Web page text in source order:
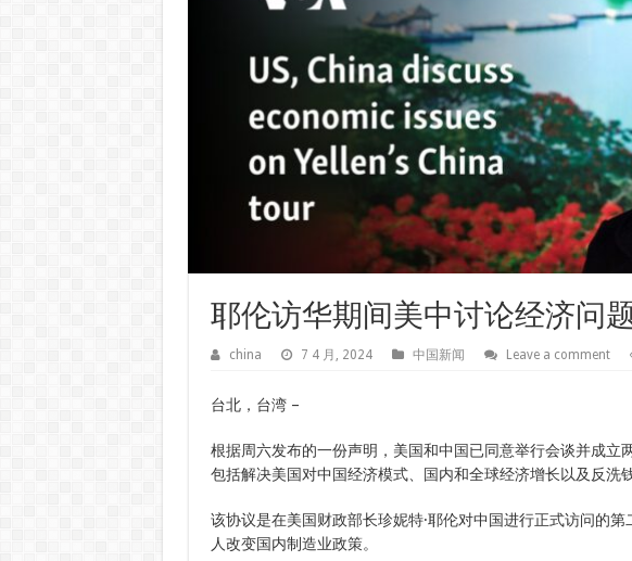
耶伦访华期间美中讨论经济问
china 7 4 月, 2024 中国新闻 Leave a comment
台北，台湾 –
根据周六发布的一份声明，美国和中国已同意举行会谈并成立
包括解决美国对中国经济模式、国内和全球经济增长以及反洗
该协议是在美国财政部长珍妮特·耶伦对中国进行正式访问的
人改变国内制造业政策。